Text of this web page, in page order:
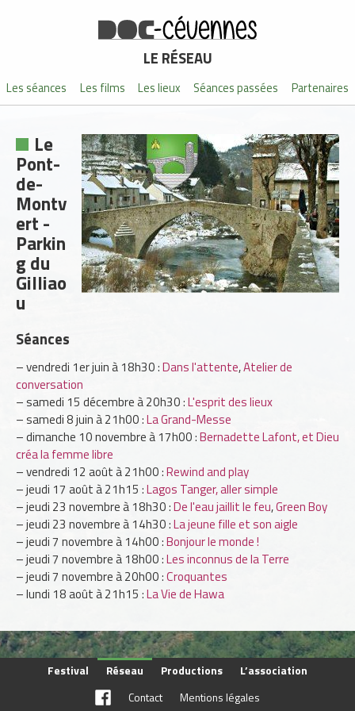
LE RÉSEAU
Les séances Les films Les lieux Séances passées Partenaires
Le
Pont-
de-
Montv
ert -
Parkin
g du
Gilliao
u
Séances
vendredi 1er juin à 18h30 :Dans l'attente,Atelier de
conversation
samedi 15 décembre à 20h30 :L'esprit des lieux
samedi 8 juin à 21h00 :La Grand-Messe
dimanche 10 novembre à 17h00 :Bernadette Lafont, et Dieu
créa la femme libre
vendredi 12 août à 21h00 :Rewind and play
jeudi 17 août à 21h15 :Lagos Tanger, aller simple
jeudi 23 novembre à 18h30 :De l'eau jaillit le feu,Green Boy
jeudi 23 novembre à 14h30 :La jeune fille et son aigle
jeudi 7 novembre à 14h00 :Bonjour le monde !
jeudi 7 novembre à 18h00 :Les inconnus de la Terre
jeudi 7 novembre à 20h00 :Croquantes
lundi 18 août à 21h15 :La Vie de Hawa
Festival Réseau Productions
L’association
Contact
Mentions légales